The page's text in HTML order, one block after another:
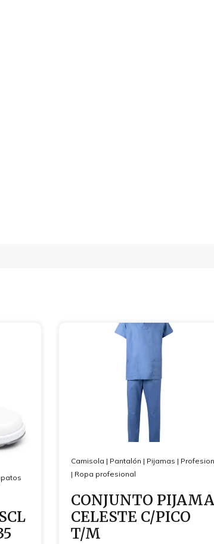
Camisola | Pantalón | Pijamas |
| Ropa profesional
CONJUNTO PIJAMA
CELESTE C/PICO
T/M